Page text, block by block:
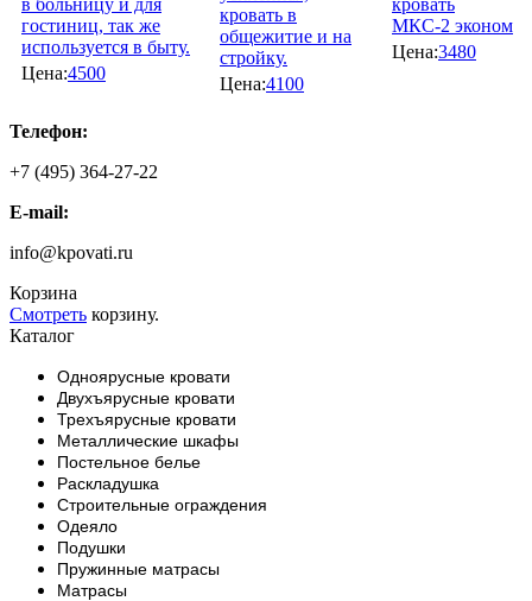
в больницу и для
гостиниц, так же
используется в быту.
Цена:4500
кровать в
общежитие и на
стройку.
Цена:4100
кровать
МКС-2 эконом
Цена:3480
Телефон:
+7 (495) 364-27-22
E-mail:
info@kpovati.ru
Корзина
Смотреть корзину.
Каталог
Одноярусные кровати
Двухъярусные кровати
Трехъярусные кровати
Металлические шкафы
Постельное белье
Раскладушка
Строительные ограждения
Одеяло
Подушки
Пружинные матрасы
Матрасы